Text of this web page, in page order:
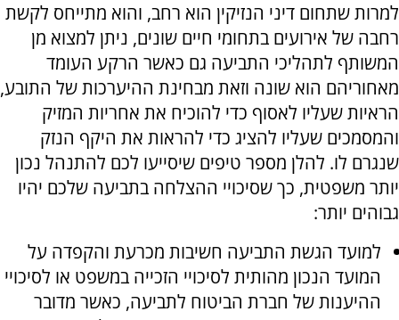
למרות שתחום דיני הנזיקין הוא רחב, והוא מתייחס לקשת
רחבה של אירועים בתחומי חיים שונים, ניתן למצוא מן
המשותף לתהליכי התביעה גם כאשר הרקע העומד
מאחוריהם הוא שונה וזאת מבחינת ההיערכות של התובע,
הראיות שעליו לאסוף כדי להוכיח את אחריות המזיק
והמסמכים שעליו להציג כדי להראות את היקף הנזק
שנגרם לו. להלן מספר טיפים שיסייעו לכם להתנהל נכון
יותר משפטית, כך שסיכויי ההצלחה בתביעה שלכם יהיו
גבוהים יותר:
למועד הגשת התביעה חשיבות מכרעת והקפדה על
המועד הנכון מהותית לסיכויי הזכייה במשפט או לסיכויי
ההיענות של חברת הביטוח לתביעה, כאשר מדובר